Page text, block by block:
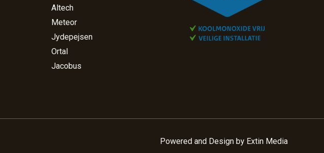
Altech
Meteor
Jydepejsen
Ortal
Jacobus
Powered and Design by Extin Media